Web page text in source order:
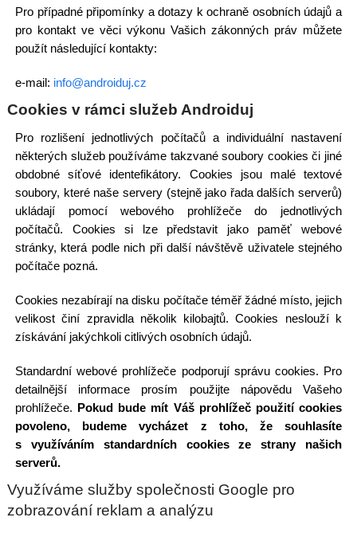
Pro případné připomínky a dotazy k ochraně osobních údajů a
pro kontakt ve věci výkonu Vašich zákonných práv můžete
použít následující kontakty:
e-mail: info@androiduj.cz
Cookies v rámci služeb Androiduj
Pro rozlišení jednotlivých počítačů a individuální nastavení
některých služeb používáme takzvané soubory cookies či jiné
obdobné síťové identefikátory. Cookies jsou malé textové
soubory, které naše servery (stejně jako řada dalších serverů)
ukládají pomocí webového prohlížeče do jednotlivých
počítačů. Cookies si lze představit jako paměť webové
stránky, která podle nich při další návštěvě uživatele stejného
počítače pozná.
Cookies nezabírají na disku počítače téměř žádné místo, jejich
velikost činí zpravidla několik kilobajtů. Cookies neslouží k
získávání jakýchkoli citlivých osobních údajů.
Standardní webové prohlížeče podporují správu cookies. Pro
detailnější informace prosím použijte nápovědu Vašeho
prohlížeče. Pokud bude mít Váš prohlížeč použití cookies
povoleno, budeme vycházet z toho, že souhlasíte
s využíváním standardních cookies ze strany našich
serverů.
Využíváme služby společnosti Google pro
zobrazování reklam a analýzu